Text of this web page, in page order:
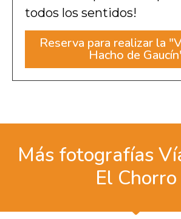
todos los sentidos!
Reserva para realizar la
Hacho de
Más fotografías
El Chorro